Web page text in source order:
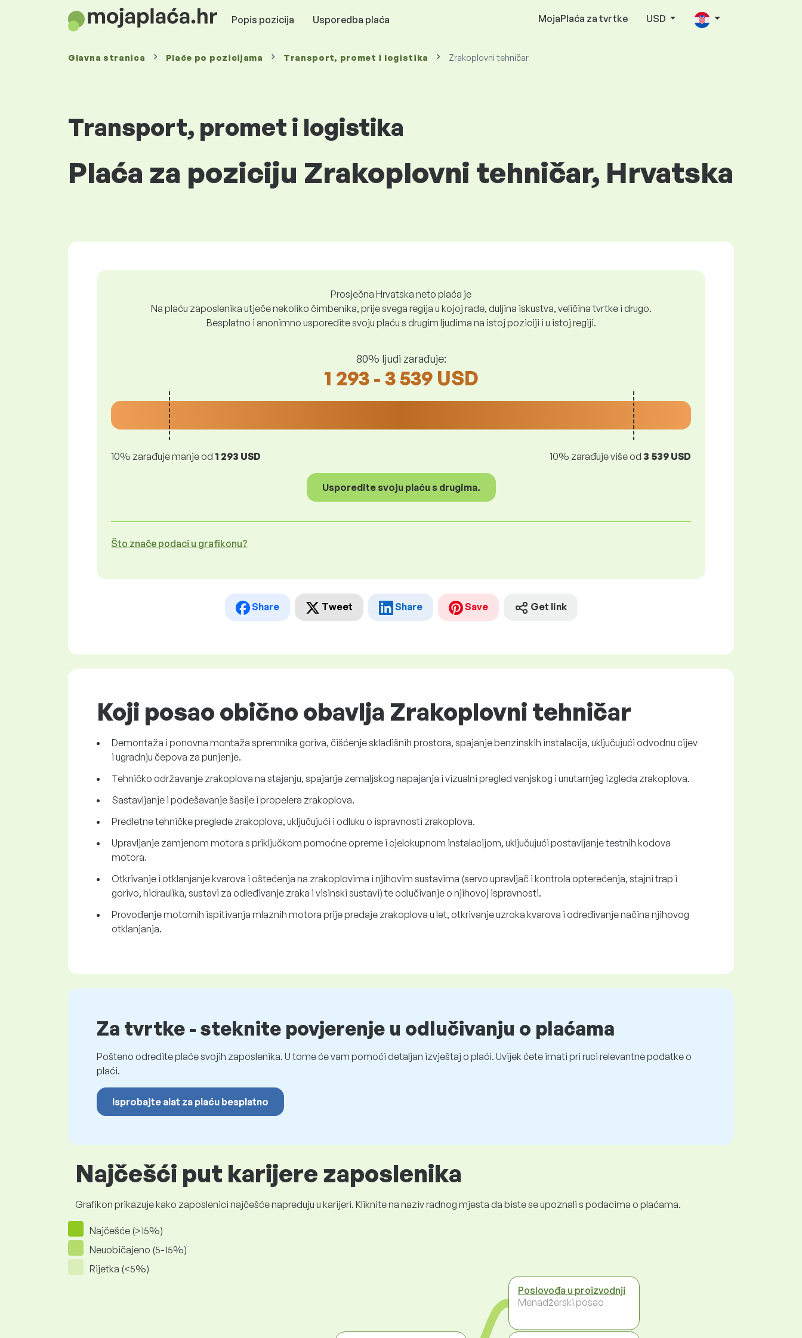
Popis pozicija Usporedba plaća MojaPlaća za tvrtke USD
Glavna stranica Plaće po pozicijama Transport, promet i logistika Zrakoplovni tehničar
Transport, promet i logistika
Plaća za poziciju Zrakoplovni tehničar, Hrvatska
Prosječna Hrvatska neto plaća je
Na plaću zaposlenika utječe nekoliko čimbenika, prije svega regija u kojoj rade, duljina iskustva, veličina tvrtke i drugo.
Besplatno i anonimno usporedite svoju plaću s drugim ljudima na istoj poziciji i u istoj regiji.
80% ljudi zarađuje:
1 293 - 3 539 USD
10% zarađuje manje od 1 293 USD 10% zarađuje više od 3 539 USD
Usporedite svoju plaću s drugima.
Što znače podaci u grafikonu?
Share Tweet Share Save Get link
Koji posao obično obavlja Zrakoplovni tehničar
Demontaža i ponovna montaža spremnika goriva, čišćenje skladišnih prostora, spajanje benzinskih instalacija, uključujući odvodnu cijev
i ugradnju čepova za punjenje.
Tehničko održavanje zrakoplova na stajanju, spajanje zemaljskog napajanja i vizualni pregled vanjskog i unutarnjeg izgleda zrakoplova.
Sastavljanje i podešavanje šasije i propelera zrakoplova.
Predletne tehničke preglede zrakoplova, uključujući i odluku o ispravnosti zrakoplova.
Upravljanje zamjenom motora s priključkom pomoćne opreme i cjelokupnom instalacijom, uključujući postavljanje testnih kodova
motora.
Otkrivanje i otklanjanje kvarova i oštećenja na zrakoplovima i njihovim sustavima (servo upravljač i kontrola opterećenja, stajni trap i
gorivo, hidraulika, sustavi za odleđivanje zraka i visinski sustavi) te odlučivanje o njihovoj ispravnosti.
Provođenje motornih ispitivanja mlaznih motora prije predaje zrakoplova u let, otkrivanje uzroka kvarova i određivanje načina njihovog
otklanjanja.
Za tvrtke - steknite povjerenje u odlučivanju o plaćama
Pošteno odredite plaće svojih zaposlenika. U tome će vam pomoći detaljan izvještaj o plaći. Uvijek ćete imati pri ruci relevantne podatke o
plaći.
Isprobajte alat za plaću besplatno
Najčešći put karijere zaposlenika
Grafikon prikazuje kako zaposlenici najčešće napreduju u karijeri. Kliknite na naziv radnog mjesta da biste se upoznali s podacima o plaćama.
Najčešće (>15%)
Neuobičajeno (5-15%)
Rijetka (<5%)
Poslovođa u proizvodnji
Menadžerski posao